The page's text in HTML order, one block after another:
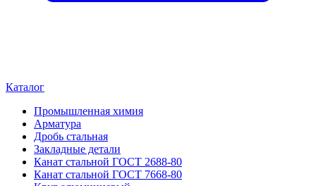
Каталог
Промышленная химия
Арматура
Дробь стальная
Закладные детали
Канат стальной ГОСТ 2688-80
Канат стальной ГОСТ 7668-80